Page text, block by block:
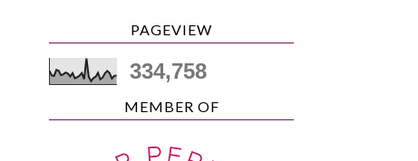
PAGEVIEW
334,758
MEMBER OF